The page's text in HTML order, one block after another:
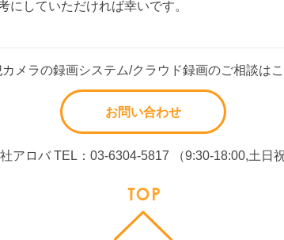
にしていただければ幸いです。
カメラの録画システム/クラウド録画のご相談は
お問い合わせ
アロバ TEL：03-6304-5817 （9:30-18:00,土日祝